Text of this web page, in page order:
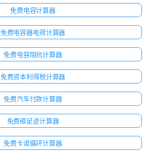
免费电容计算器
免费电容器电荷计算器
免费电容阻抗计算器
免费资本利得税计算器
免费汽车付款计算器
免费碳足迹计算器
免费卡诺循环计算器